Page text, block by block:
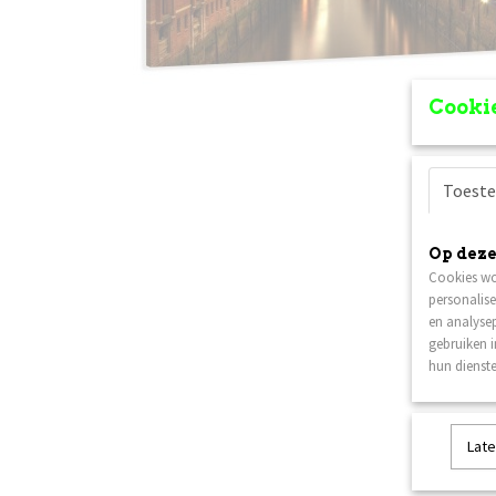
Op
Cookies
en
gebruiken
hun